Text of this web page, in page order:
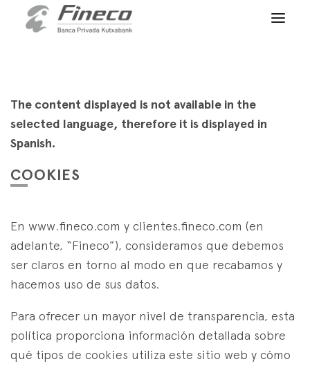
es eus en
Client access
WHO WE ARE
SERVICES
Family Office
Value Services
MANAGEMENT
Specialist Strategies
FinacademyJOIN OUR TEAM
CLIENT ACCESS
es eus en
The content displayed is not available in the
selected language, therefore it is displayed in
Spanish.
COOKIES
En www.fineco.com y clientes.fineco.com (en
adelante, “Fineco”), consideramos que debemos
ser claros en torno al modo en que recabamos y
hacemos uso de sus datos.
Para ofrecer un mayor nivel de transparencia, esta
política proporciona información detallada sobre
qué tipos de cookies utiliza este sitio web y cómo